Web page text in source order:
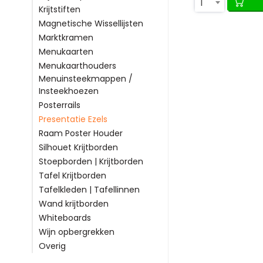
Krijtstiften
Magnetische Wissellijsten
Marktkramen
Menukaarten
Menukaarthouders
Menuinsteekmappen /
Insteekhoezen
Posterrails
Presentatie Ezels
Raam Poster Houder
Silhouet Krijtborden
Stoepborden | Krijtborden
Tafel Krijtborden
Tafelkleden | Tafellinnen
Wand krijtborden
Whiteboards
Wijn opbergrekken
Overig